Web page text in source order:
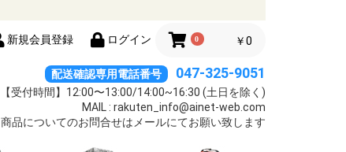
0 ￥0
新規会員登録 ログイン
配送確認専用電話番号 047-325-9051
【受付時間】12:00〜13:00/14:00~16:30 (土日を除く)
MAIL : rakuten_info@ainet-web.com
商品についてのお問合せはメールにてお願い致します